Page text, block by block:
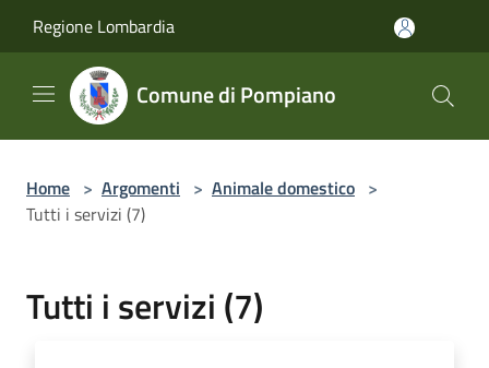
Regione Lombardia
Comune di Pompiano
Home > Argomenti > Animale domestico >
Tutti i servizi (7)
Tutti i servizi (7)